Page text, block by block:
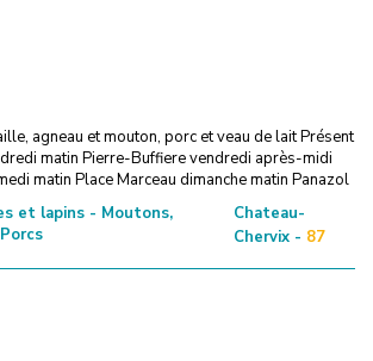
agneau et mouton, porc et veau de lait Présent
matin Pierre-Buffiere vendredi après-midi
matin Place Marceau dimanche matin Panazol
et lapins - Moutons,
Chateau-
Chervix - 87